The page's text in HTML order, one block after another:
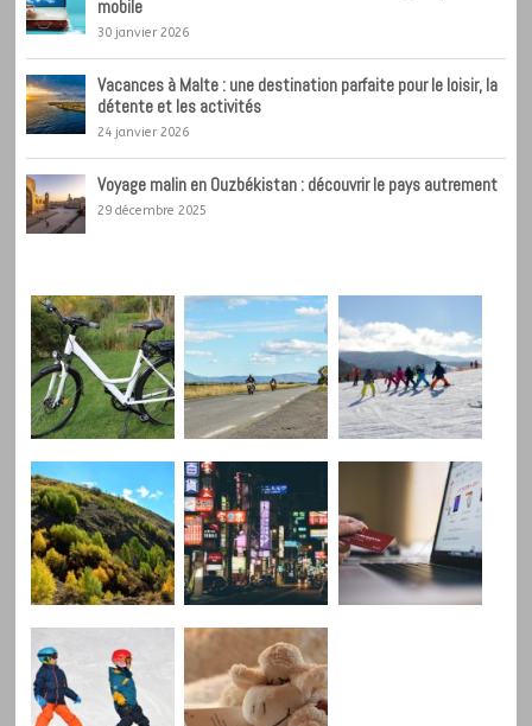
mobile
30 janvier 2026
Vacances à Malte : une destination parfaite pour le loisir, la
détente et les activités
24 janvier 2026
Voyage malin en Ouzbékistan : découvrir le pays autrement
29 décembre 2025